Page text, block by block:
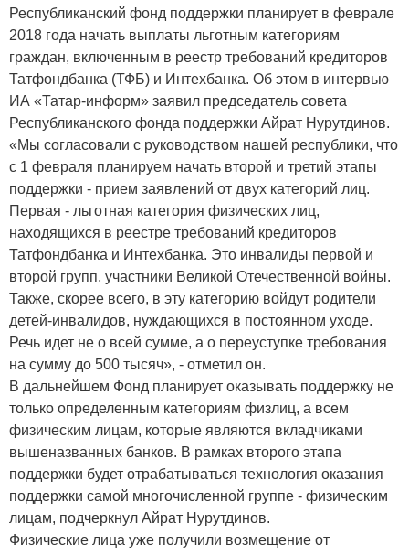
Республиканский фонд поддержки планирует в феврале
2018 года начать выплаты льготным категориям
граждан, включенным в реестр требований кредиторов
Татфондбанка (ТФБ) и Интехбанка. Об этом в интервью
ИА «Татар-информ» заявил председатель совета
Республиканского фонда поддержки Айрат Нурутдинов.
«Мы согласовали с руководством нашей республики, что
с 1 февраля планируем начать второй и третий этапы
поддержки - прием заявлений от двух категорий лиц.
Первая - льготная категория физических лиц,
находящихся в реестре требований кредиторов
Татфондбанка и Интехбанка. Это инвалиды первой и
второй групп, участники Великой Отечественной войны.
Также, скорее всего, в эту категорию войдут родители
детей-инвалидов, нуждающихся в постоянном уходе.
Речь идет не о всей сумме, а о переуступке требования
на сумму до 500 тысяч», - отметил он.
В дальнейшем Фонд планирует оказывать поддержку не
только определенным категориям физлиц, а всем
физическим лицам, которые являются вкладчиками
вышеназванных банков. В рамках второго этапа
поддержки будет отрабатываться технология оказания
поддержки самой многочисленной группе - физическим
лицам, подчеркнул Айрат Нурутдинов.
Физические лица уже получили возмещение от